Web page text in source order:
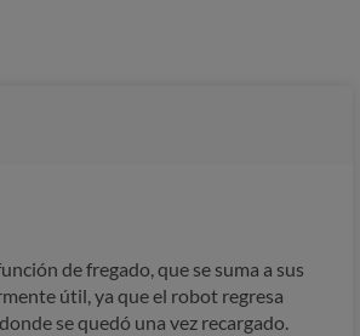
de fregado, que se suma a sus
útil, ya que el robot regresa
se quedó una vez recargado.